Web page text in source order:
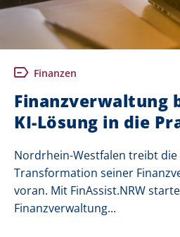
Finanzen
Finanzverwaltung
KI-Lösung in die
Nordrhein-Westfalen treibt
Transformation seiner
voran. Mit FinAssist.NRW
Finanzverwaltung...